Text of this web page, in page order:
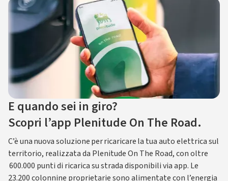
E quando sei in giro?
Scopri l’app Plenitude On The Road.
C’è una nuova soluzione per ricaricare la tua auto elettrica sul
territorio, realizzata da Plenitude On The Road, con oltre
600.000 punti di ricarica su strada disponibili via app. Le
23.200 colonnine proprietarie sono alimentate con l’energia